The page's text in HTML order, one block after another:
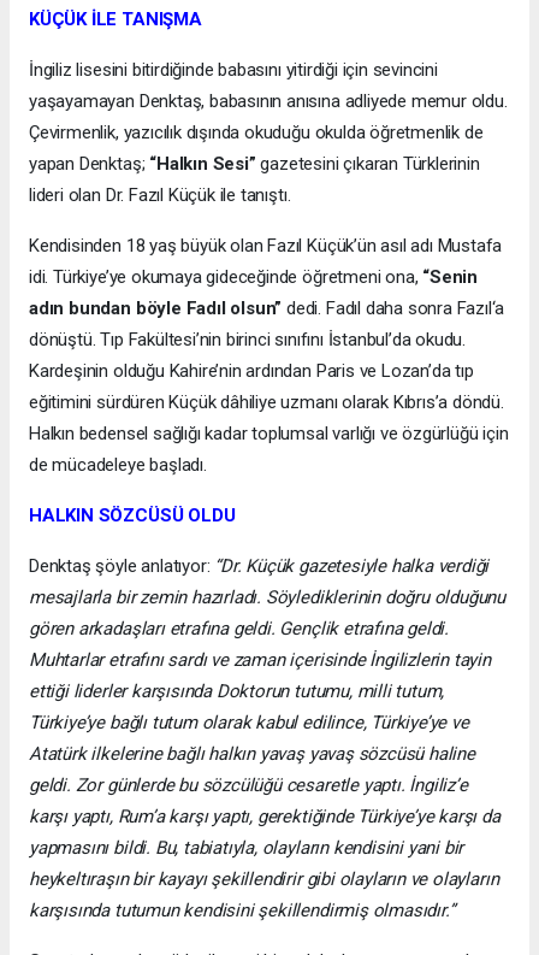
KÜÇÜK İLE TANIŞMA
İngiliz lisesini bitirdiğinde babasını yitirdiği için sevincini
yaşayamayan Denktaş, babasının anısına adliyede memur oldu.
Çevirmenlik, yazıcılık dışında okuduğu okulda öğretmenlik de
yapan Denktaş; “Halkın Sesi”gazetesini çıkaran Türklerinin
lideri olan Dr. Fazıl Küçük ile tanıştı.
Kendisinden 18 yaş büyük olan Fazıl Küçük’ün asıl adı Mustafa
idi. Türkiye’ye okumaya gideceğinde öğretmeni ona, “Senin
adın bundan böyle Fadıl olsun” dedi. Fadıl daha sonra Fazıl‘a
dönüştü. Tıp Fakültesi’nin birinci sınıfını İstanbul’da okudu.
Kardeşinin olduğu Kahire’nin ardından Paris ve Lozan’da tıp
eğitimini sürdüren Küçük dâhiliye uzmanı olarak Kıbrıs’a döndü.
Halkın bedensel sağlığı kadar toplumsal varlığı ve özgürlüğü için
de mücadeleye başladı.
HALKIN SÖZCÜSÜ OLDU
Denktaş şöyle anlatıyor: “Dr. Küçük gazetesiyle halka verdiği
mesajlarla bir zemin hazırladı. Söylediklerinin doğru olduğunu
gören arkadaşları etrafına geldi. Gençlik etrafına geldi.
Muhtarlar etrafını sardı ve zaman içerisinde İngilizlerin tayin
ettiği liderler karşısında Doktorun tutumu, milli tutum,
Türkiye’ye bağlı tutum olarak kabul edilince, Türkiye’ye ve
Atatürk ilkelerine bağlı halkın yavaş yavaş sözcüsü haline
geldi. Zor günlerde bu sözcülüğü cesaretle yaptı. İngiliz’e
karşı yaptı, Rum’a karşı yaptı, gerektiğinde Türkiye’ye karşı da
yapmasını bildi. Bu, tabiatıyla, olayların kendisini yani bir
heykeltıraşın bir kayayı şekillendirir gibi olayların ve olayların
karşısında tutumun kendisini şekillendirmiş olmasıdır.”